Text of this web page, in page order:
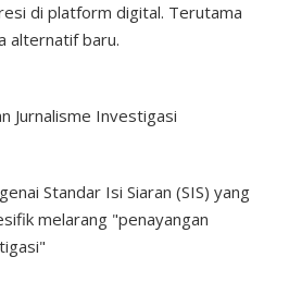
di platform digital. Terutama
alternatif baru.
Jurnalisme Investigasi
Standar Isi Siaran (SIS) yang
melarang "penayangan